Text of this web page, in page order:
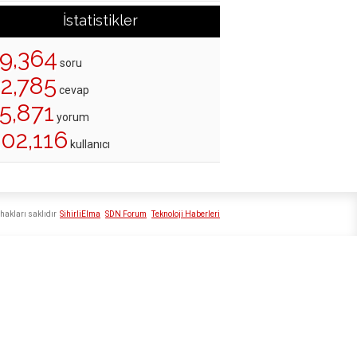
İstatistikler
soru
cevap
yorum
kullanıcı
SihirliElma SDN Forum Teknoloji Haberleri
saklıdır